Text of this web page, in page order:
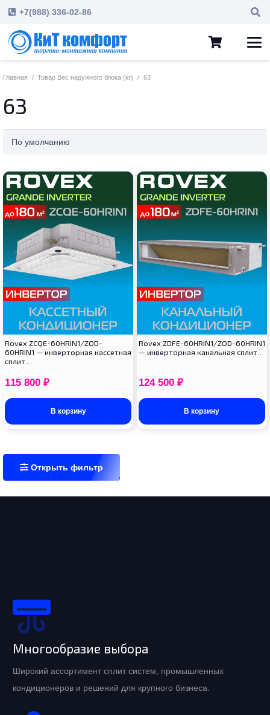
+7(988) 336-02-86
Главная / Товар Вес наружного блока (кг) / 63
63
Rovex ZCQE-60HRIN1/ZOD-
60HRIN1 — инверторная кассетная
сплит…
115 800 ₽
В корзину
Rovex ZDFE-60HRIN1/ZOD-60HRIN1
— инверторная канальная сплит…
124 500 ₽
В корзину
Открыть фильтр
Многообразие выбора
Широкий ассортимент сплит систем, промышленных
кондиционеров и решений для крупного бизнеса.